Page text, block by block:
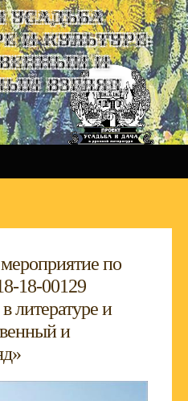
усадьба
и культуре:
и
взгляд
по
18-00129
литературе и
и